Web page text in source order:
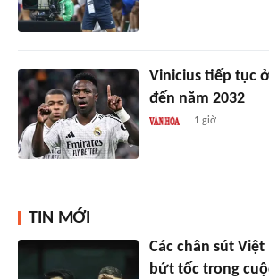
Vinicius tiếp tục
đến năm 2032
1 giờ
TIN MỚI
Các chân sút
bứt tốc trong